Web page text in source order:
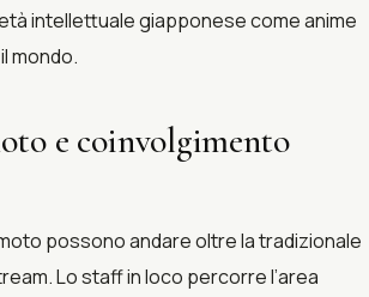
intellettuale giapponese come anime
mondo.
e coinvolgimento
possono andare oltre la tradizionale
Lo staff in loco percorre l’area